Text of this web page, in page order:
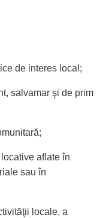
de interes local;
salvamar şi de prim
aflate în
sau în
locale, a